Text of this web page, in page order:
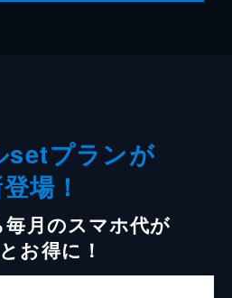
setプランが
場！
月のスマホ代が
お得に！